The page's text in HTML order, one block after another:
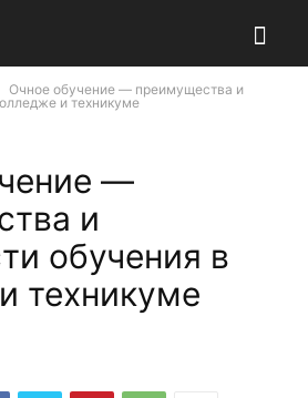
Очное обучение — преимущества и
и техникуме
—
и
обучения в
техникуме